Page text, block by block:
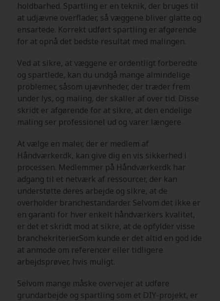
holdbarhed. Spartling er en teknik, der bruges til
at udjævne overflader, så væggene bliver glatte og
ensartede. Korrekt udført spartling er afgørende
for at opnå det bedste resultat med malingen.
Ved at sikre, at væggene er ordentligt forberedte
og spartlede, kan du undgå mange almindelige
problemer, såsom ujævnheder, der træder frem
under lys, og maling, der skaller af over tid. Disse
skridt er afgørende for at sikre, at den endelige
maling ser professionel ud og varer længere.
At vælge en maler, der er medlem af
Håndværker.dk, kan give dig en vis sikkerhed i
processen. Medlemmer på Håndværker.dk har
adgang til et netværk af ressourcer, der kan
understøtte deres arbejde og sikre, at de
overholder branchestandarder. Selvom det ikke er
en garanti for hver enkelt håndværkers kvalitet,
er det et skridt mod at sikre, at de opfylder visse
branchekriterier.Som kunde er det altid en god ide
at anmode om referencer eller tidligere
arbejdsprøver, hvis muligt.
Selvom mange måske overvejer at udføre
grundarbejde og spartling som et DIY-projekt, er